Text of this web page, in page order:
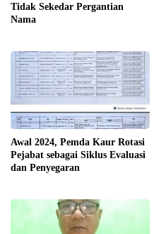
Tidak Sekedar Pergantian
Nama
Awal 2024, Pemda Kaur Rotasi
Pejabat sebagai Siklus Evaluasi
dan Penyegaran